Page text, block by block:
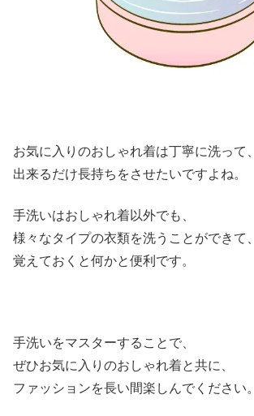
お気に入りのおしゃれ着は丁寧に洗って、
出来るだけ長持ちをさせたいですよね。
手洗いはおしゃれ着以外でも、
様々なタイプの衣類を洗うことができて、
覚えておくと何かと便利です。
手洗いをマスターすることで、
ぜひお気に入りのおしゃれ着と共に、
ファッションを長い間楽しんでください。